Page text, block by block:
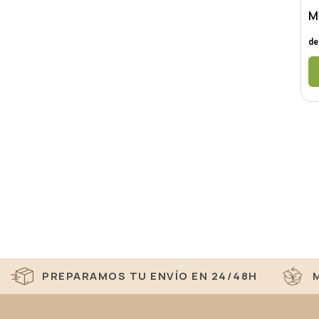
PREPARAMOS TU ENVÍO EN 24/48H